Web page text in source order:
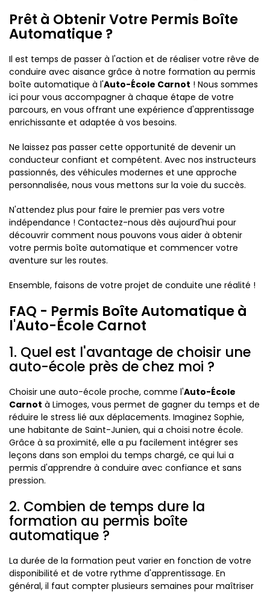
Prêt à Obtenir Votre Permis Boîte
Automatique ?
Il est temps de passer à l'action et de réaliser votre rêve de
conduire avec aisance grâce à notre formation au permis
boîte automatique à l'Auto-École Carnot ! Nous sommes
ici pour vous accompagner à chaque étape de votre
parcours, en vous offrant une expérience d'apprentissage
enrichissante et adaptée à vos besoins.
Ne laissez pas passer cette opportunité de devenir un
conducteur confiant et compétent. Avec nos instructeurs
passionnés, des véhicules modernes et une approche
personnalisée, nous vous mettons sur la voie du succès.
N'attendez plus pour faire le premier pas vers votre
indépendance ! Contactez-nous dès aujourd'hui pour
découvrir comment nous pouvons vous aider à obtenir
votre permis boîte automatique et commencer votre
aventure sur les routes.
Ensemble, faisons de votre projet de conduite une réalité !
FAQ - Permis Boîte Automatique à
l'Auto-École Carnot
1. Quel est l'avantage de choisir une
auto-école près de chez moi ?
Choisir une auto-école proche, comme l'Auto-École
Carnot à Limoges, vous permet de gagner du temps et de
réduire le stress lié aux déplacements. Imaginez Sophie,
une habitante de Saint-Junien, qui a choisi notre école.
Grâce à sa proximité, elle a pu facilement intégrer ses
leçons dans son emploi du temps chargé, ce qui lui a
permis d'apprendre à conduire avec confiance et sans
pression.
2. Combien de temps dure la
formation au permis boîte
automatique ?
La durée de la formation peut varier en fonction de votre
disponibilité et de votre rythme d'apprentissage. En
général, il faut compter plusieurs semaines pour maîtriser